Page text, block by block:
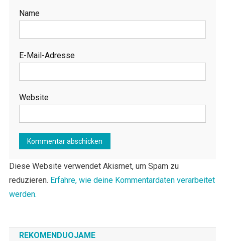
Name
E-Mail-Adresse
Website
Diese Website verwendet Akismet, um Spam zu
reduzieren. Erfahre, wie deine Kommentardaten verarbeitet
werden.
REKOMENDUOJAME